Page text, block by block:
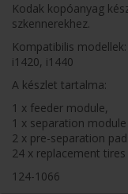
Kodak kopóanyag
szkennerekhez.
Kompatibilis
i1420, i1440
A készlet tartalma:
1 x feeder module,
1 x separation module
2 x pre-separation
24 x replacement tires
124-1066